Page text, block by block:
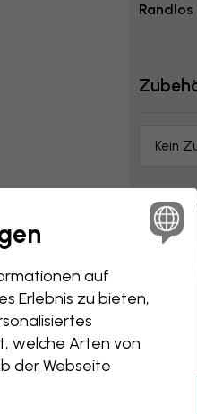
Randlos
Kein
Preis:
auf
Erlebnis zu bieten,
welche Arten von
der Webseite